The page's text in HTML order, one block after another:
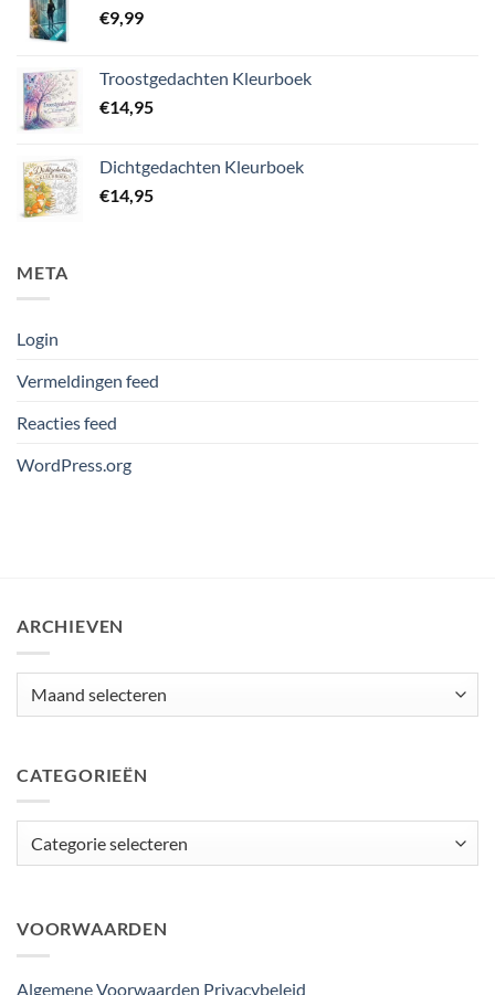
€9,99
Troostgedachten Kleurboek
€14,95
Dichtgedachten Kleurboek
€14,95
META
Login
Vermeldingen feed
Reacties feed
WordPress.org
ARCHIEVEN
CATEGORIEËN
VOORWAARDEN
Algemene Voorwaarden Privacybeleid